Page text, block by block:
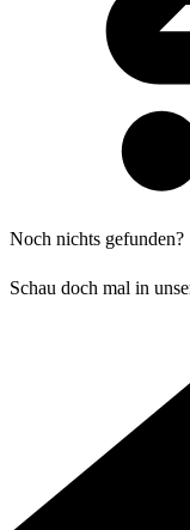
Noch nichts gefunden?
Schau doch mal in